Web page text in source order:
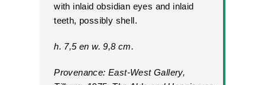
with inlaid obsidian eyes and inlaid
teeth, possibly shell.
h. 7,5 en w. 9,8 cm.
Provenance: East-West Gallery,